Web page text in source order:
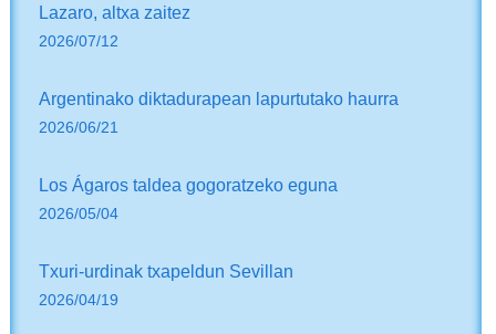
Lazaro, altxa zaitez
2026/07/12
Argentinako diktadurapean lapurtutako haurra
2026/06/21
Los Ágaros taldea gogoratzeko eguna
2026/05/04
Txuri-urdinak txapeldun Sevillan
2026/04/19